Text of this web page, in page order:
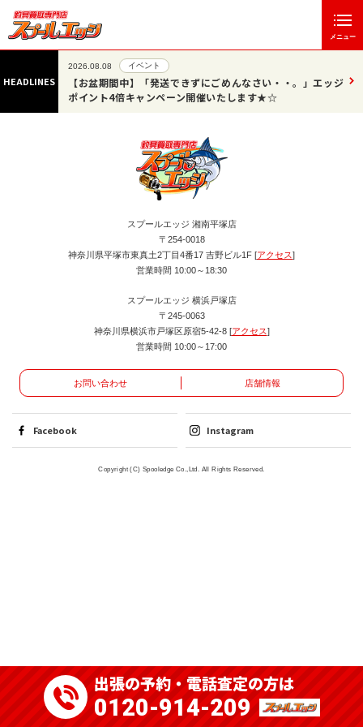
メニュー
HEADLINES
業させ
2026.08.08 イベント
【お盆期間中】「発送できずにごめんなさい・・。」エッジ
ポイント4倍キャンペーン開催いたします★☆
スプールエッジ 湘南平塚店
〒254-0018
神奈川県平塚市東真土2丁目4番17 吉野ビル1F [アクセス]
営業時間 10:00～18:30
スプールエッジ 横浜戸塚店
〒245-0063
神奈川県横浜市戸塚区原宿5-42-8 [アクセス]
営業時間 10:00～17:00
お問い合わせ 店舗情報
Facebook Instagram
Copyright (C) Spooledge Co.,Ltd. All Rights Reserved.
出張の予約・電話査定の方は
0120-914-209